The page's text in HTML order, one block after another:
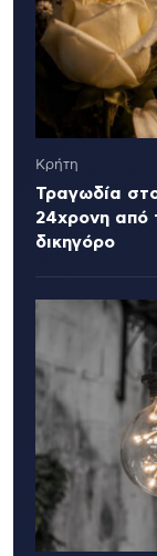
Κρήτη
Τραγωδία
24χρονη από
δικηγόρο